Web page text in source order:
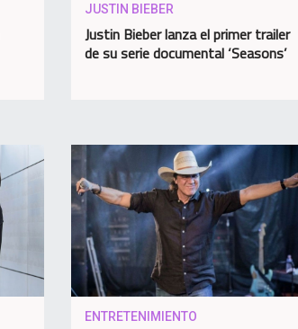
JUSTIN BIEBER
Justin Bieber lanza el primer trailer
de su serie documental ‘Seasons’
ENTRETENIMIENTO